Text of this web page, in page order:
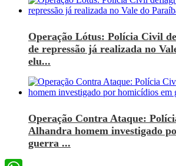
Operação Lótus: Polícia Civil
de repressão já realizada no
elu...
Operação Contra Ataque:
Alhandra homem investigado
guerra ...